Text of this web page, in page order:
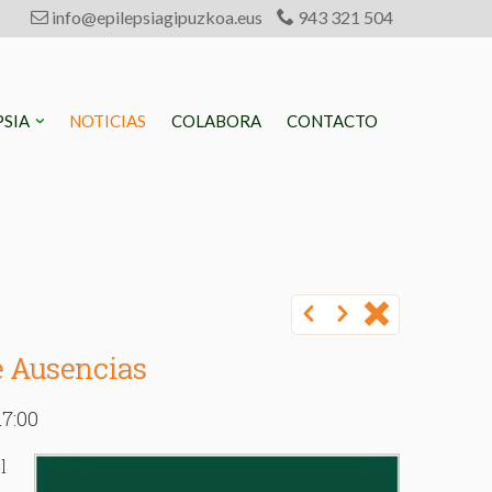
info@epilepsiagipuzkoa.eus 943 321 504
NOTICIAS COLABORA CONTACTO
Ausencias